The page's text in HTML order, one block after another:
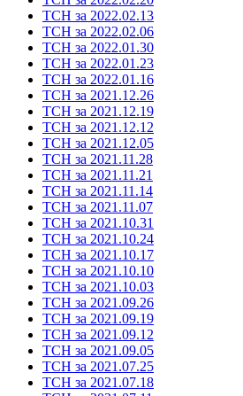
ТСН за 2022.02.13
ТСН за 2022.02.06
ТСН за 2022.01.30
ТСН за 2022.01.23
ТСН за 2022.01.16
ТСН за 2021.12.26
ТСН за 2021.12.19
ТСН за 2021.12.12
ТСН за 2021.12.05
ТСН за 2021.11.28
ТСН за 2021.11.21
ТСН за 2021.11.14
ТСН за 2021.11.07
ТСН за 2021.10.31
ТСН за 2021.10.24
ТСН за 2021.10.17
ТСН за 2021.10.10
ТСН за 2021.10.03
ТСН за 2021.09.26
ТСН за 2021.09.19
ТСН за 2021.09.12
ТСН за 2021.09.05
ТСН за 2021.07.25
ТСН за 2021.07.18